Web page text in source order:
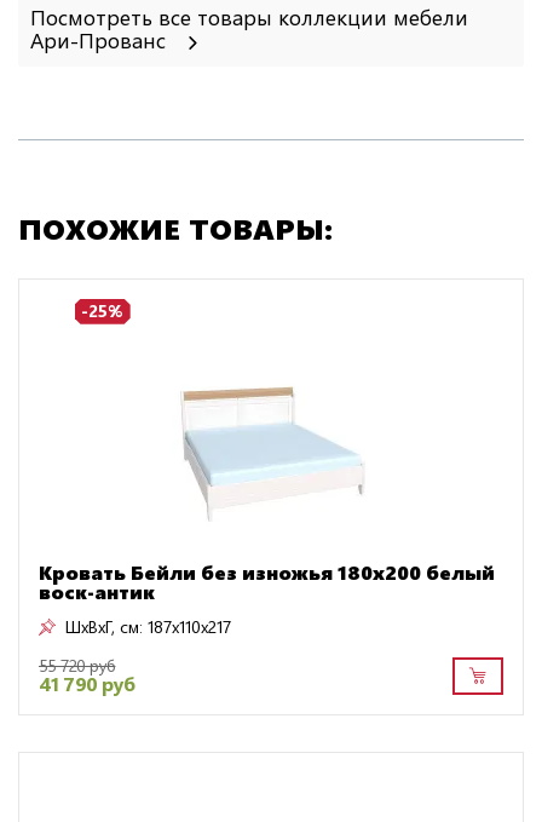
Посмотреть все товары коллекции мебели
Ари-Прованс
ПОХОЖИЕ ТОВАРЫ:
-25%
Кровать Бейли без изножья 180х200 белый
воск-антик
ШxВxГ, см: 187x110x217
55 720 руб
41 790 руб